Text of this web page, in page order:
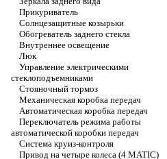
Прикуриватель
Солнцезащитные козырьки
Обогреватель заднего стекла
Внутреннее освещение
Люк
Управление электрическими
стеклоподъемниками
Стояночный тормоз
Механическая коробка передач
Автоматическая коробка передач
Переключатель режима работы
автоматической коробки передач
Система круиз-контроля
Привод на четыре колеса (4 MATIC)